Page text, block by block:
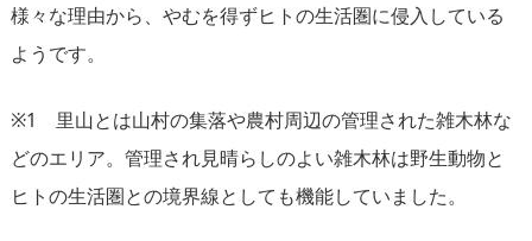
様々な理由から、やむを得ずヒトの生活圏に侵入している
ようです。
※1 里山とは山村の集落や農村周辺の管理された雑木林な
どのエリア。管理され見晴らしのよい雑木林は野生動物と
ヒトの生活圏との境界線としても機能していました。